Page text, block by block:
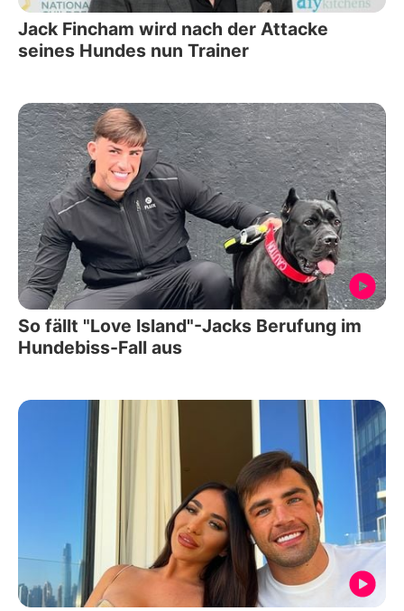
Jack Fincham wird nach der Attacke
seines Hundes nun Trainer
So fällt "Love Island"-Jacks Berufung im
Hundebiss-Fall aus